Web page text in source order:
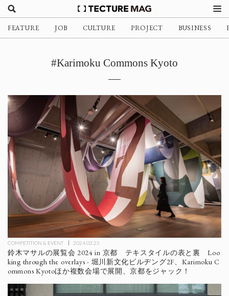
FEATURE JOB CULTURE PROJECT BUSINESS
#Karimoku Commons Kyoto
COMPETITION & EVENT 2024.03.23
鈴木マサルの展覧会 2024 in 京都 テキスタイルの表と裏 Loo
king through the overlays - 堀川新文化ビルヂング2F、Karimoku C
ommons Kyotoほか複数会場で展開、京都をジャック！